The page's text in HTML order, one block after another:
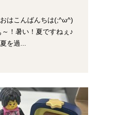
はこんばんちは(;^ω^)
！暑い！夏ですねぇ♪
を過...